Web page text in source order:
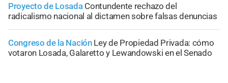
Proyecto de Losada Contundente rechazo del
radicalismo nacional al dictamen sobre falsas denuncias
Congreso de la Nación Ley de Propiedad Privada: cómo
votaron Losada, Galaretto y Lewandowski en el Senado